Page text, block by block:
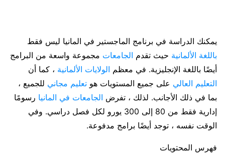
يمكنك الدراسة في برنامج الماجستير في المانيا ليس فقط
باللغة الألمانية حيث تقدم الجامعات مجموعة واسعة من البرامج
أيضًا باللغة الإنجليزية. في معظم الولايات الألمانية ، كما أن
التعليم العالي على جميع المستويات هو تعليم مجاني للجميع ،
بما في ذلك الأجانب. لذلك ، تفرض الجامعات في المانيا رسومًا
إدارية فقط من 80 إلى 300 يورو لكل فصل دراسي. وفي
الوقت نفسه ، توجد أيضًا برامج مدفوعة.
فهرس المحتويات